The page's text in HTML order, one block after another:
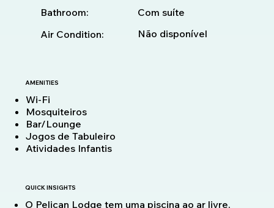
Bathroom:
Com suíte
Air Condition:
Não disponível
AMENITIES
Wi-Fi
Mosquiteiros
Bar/Lounge
Jogos de Tabuleiro
Atividades Infantis
QUICK INSIGHTS
O Pelican Lodge tem uma piscina ao ar livre,